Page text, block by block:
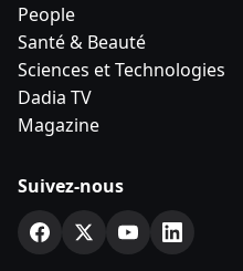
People
Santé & Beauté
Sciences et Technologies
Dadia TV
Magazine
Suivez-nous